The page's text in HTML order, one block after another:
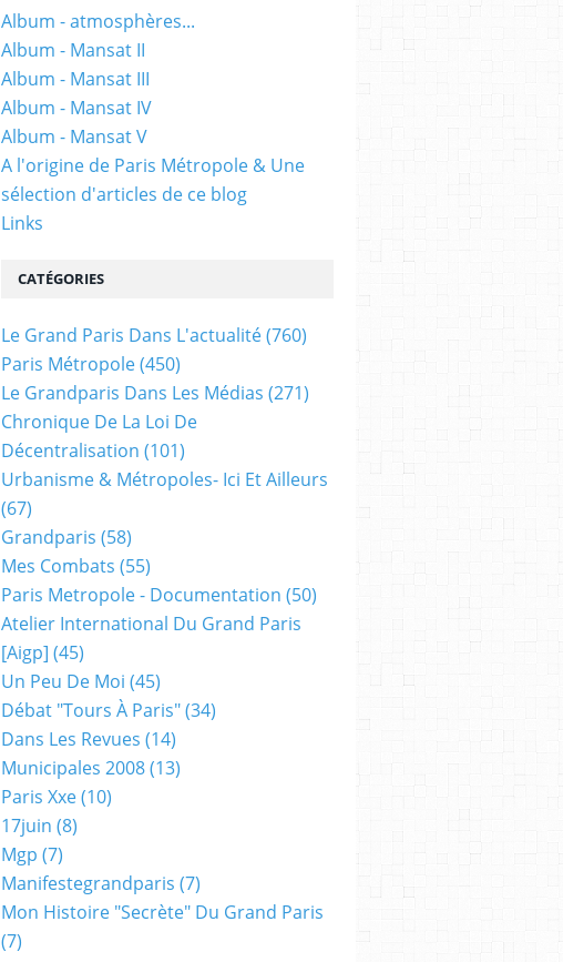
Album - atmosphères...
Album - Mansat II
Album - Mansat III
Album - Mansat IV
Album - Mansat V
A l'origine de Paris Métropole & Une
sélection d'articles de ce blog
Links
CATÉGORIES
Le Grand Paris Dans L'actualité(760)
Paris Métropole(450)
Le Grandparis Dans Les Médias (271)
Chronique De La Loi De
Décentralisation (101)
Urbanisme & Métropoles- Ici Et Ailleurs
(67)
Grandparis (58)
Mes Combats (55)
Paris Metropole - Documentation (50)
Atelier International Du Grand Paris
[aigp] (45)
Un Peu De Moi (45)
Débat "tours À Paris"(34)
Dans Les Revues (14)
Municipales 2008(13)
Paris Xxe(10)
17juin (8)
Mgp (7)
Manifestegrandparis (7)
Mon Histoire "secrète" Du Grand Paris
(7)